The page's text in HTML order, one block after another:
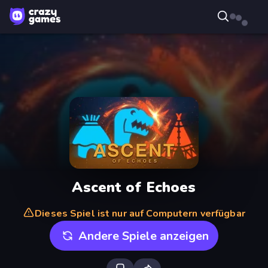
Ascent of Echoes
Dieses Spiel ist nur auf Computern verfügbar
Andere Spiele anzeigen